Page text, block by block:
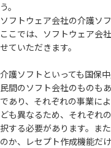
う。
ソフトウェア会社の介護ソ
ここでは、ソフトウェア会
せていただきます。
介護ソフトといっても国保
民間のソフト会社のものも
であり、それぞれの事業に
ども異なるため、それぞれ
択する必要があります。ま
のか、レセプト作成機能だ